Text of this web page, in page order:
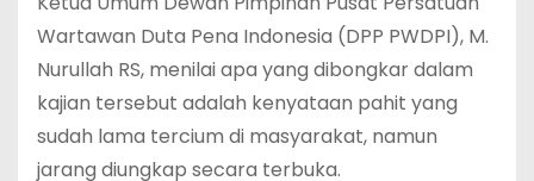
Wartawan Duta Pena Indonesia (DPP PWDPI), M.
Nurullah RS, menilai apa yang dibongkar dalam
kajian tersebut adalah kenyataan pahit yang
sudah lama tercium di masyarakat, namun
jarang diungkap secara terbuka.